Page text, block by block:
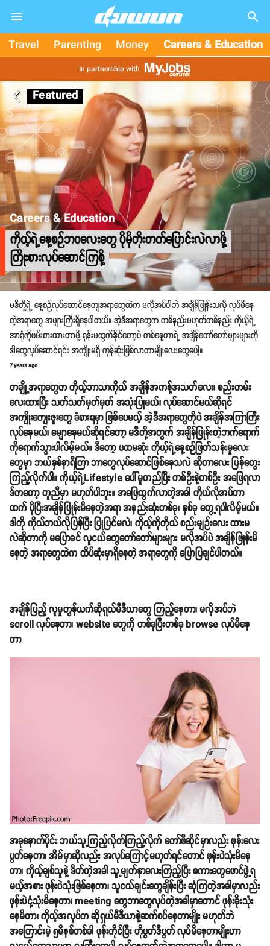
search
Travel Parenting Money Careers & Education
In partnership with
Featured
arrow_back_ios
Careers & Education
ကိုယ့်ရဲ့နေ့စဉ်ဘဝလေးတွေ ပိုမိုတိုးတက်ပြောင်းလဲလာဖို့
ကြိုးစားလုပ်ဆောင်ကြစို့
မဒီတို့ရဲ့ နေ့စဉ်လုပ်ဆောင်နေကျအရာတွေထဲက မလိုအပ်ပါဘဲ အချိန်ဖြုန်းသလို လုပ်မိနေ
တဲ့အရာတွေ အများကြီးရှိနေပါတယ်။ အဲ့ဒီအရာတွေက တစ်နည်းမဟုတ်တစ်နည်း ကိုယ့်ရဲ့
အာရုံကိုဖမ်းစားထားတာမို့ ရုန်းမထွက်နိုင်တော့ပဲ တစ်နေ့တာရဲ့ အချိန်တော်တော်များများကို
ဒါတွေလုပ်ဆောင်ရင်း အကျိုးမရှိ ကုန်ဆုံးဖြစ်လာတာမျိုးလေးတွေပေါ့။
7 years ago
တချို့အရာတွေက ကိုယ့်ဘာသာကိုယ် အချိန်အကန့်အသတ်လေး၊ စည်းကမ်း
လေးထားပြီး သတ်သတ်မှတ်မှတ် အသုံးပြုမယ်၊ လုပ်ဆောင်မယ်ဆိုရင်
အကျိုးကျေးဇူးတွေ ခံစားရမှာ ဖြစ်ပေမယ့် အဲ့ဒီအရာတွေကိုပဲ အချိန်အကြာကြီး
လုပ်နေမယ်၊ မျောနေမယ်ဆိုရင်တော့ မဒီတို့အတွက် အချိန်ဖြုန်းတဲ့ဘက်ရောက်
ကိုရောက်သွားပါလိမ့်မယ်။ ဒီတော့ ပထမဆုံး ကိုယ့်ရဲ့နေ့စဉ်ဖြတ်သန်းမှုလေး
တွေမှာ ဘယ်နှစ်နာရီကြာ ဘာတွေလုပ်ဆောင်ဖြစ်နေသလဲ ဆိုတာလေး ပြန်တွေး
ကြည့်လိုက်ပါ။ ကိုယ့်ရဲ့Lifestyle ပေါ်မူတည်ပြီး တစ်ဦးနဲ့တစ်ဦး အဖြေရလာ
ဒ်ကတော့ တူညီမှာ မဟုတ်ပါဘူး။ အဖြေထွက်လာတဲ့အခါ ကိုယ်လိုအပ်တာ
ထက် ပိုပြီးအချိန်ဖြုန်းမိနေတဲ့အရာ အနည်းဆုံးတစ်ခု၊ နှစ်ခု တွေ့ရပါလိမ့်မယ်။
ဒါကို ကိုယ်ဘယ်လိုပြန်ပြီး ပြုပြင်မလဲ၊ ကိုယ့်ကိုကိုယ် စည်းမျဉ်းလေး ထားမ
လဲဆိုတာကို မပြောခင် လူငယ်တွေတော်တော်များများ မလိုအပ်ပဲ အချိန်ဖြုန်းမိ
နေတဲ့ အရာတွေထဲက ထိပ်ဆုံးမှာရှိနေတဲ့ အရာတွေကို ပြောပြချင်ပါတယ်။
အချိန်ပြည့် လူမှုကွန်ယက်ဆိုရှယ်မီဒီယာတွေ ကြည့်နေတာ၊ မလိုအပ်ဘဲ
scroll လုပ်နေတာ၊ website တွေကို တစ်ခုပြီးတစ်ခု browse လုပ်မိနေ
တာ
အခုနောက်ပိုင်း ဘယ်သူ့ကြည့်လိုက်ကြည့်လိုက် ကော်ဖီဆိုင်မှာလည်း ဖုန်းလေး
ပွတ်နေတာ၊ အိမ်မှာဆိုလည်း အလုပ်ကြောင့်မဟုတ်ရင်တောင် ဖုန်းပဲသုံးမိနေ
တာ၊ ကိုယ့်ချစ်သူနဲ့ ဒိတ်တဲ့အခါ သူ့မျက်နှာလေးကြည့်ပြီး စကားတွေဖောင်ဖွဲ့ရ
မယ့်အစား ဖုန်းပဲသုံးဖြစ်နေတာ၊ သူငယ်ချင်းတွေချိန်းပြီး ဆုံကြတဲ့အခါမှာလည်း
ဖုန်းပဲငုံ့သုံးမိနေတာ၊ meeting တွေဘာတွေလုပ်တဲ့အခါမှာတောင် ဖုန်းခိုးသုံး
နေမိတာ၊ ကိုယ့်အလုပ်က ဆိုရှယ်မီဒီယာနဲ့ဆက်စပ်နေတာမျိုး မဟုတ်ဘဲ
အကြောင်းမဲ့ ၅မိနစ်တစ်ခါ ဖုန်းကိုင်ပြီး ဟိုပွတ်ဒီပွတ် လုပ်မိနေတာမျိုးဟာ